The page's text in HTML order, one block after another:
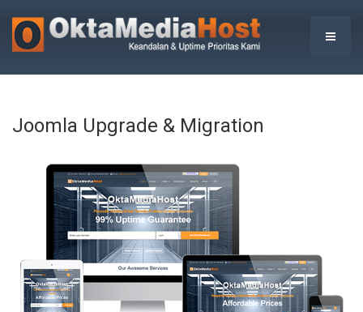
Joomla Upgrade & Migration